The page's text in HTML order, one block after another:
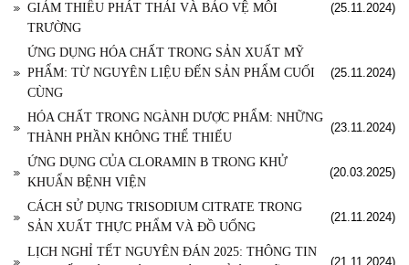
GIẢM THIỂU PHÁT THẢI VÀ BẢO VỆ MÔI
TRƯỜNG
(25.11.2024)
ỨNG DỤNG HÓA CHẤT TRONG SẢN XUẤT MỸ
PHẨM: TỪ NGUYÊN LIỆU ĐẾN SẢN PHẨM CUỐI
CÙNG
(25.11.2024)
HÓA CHẤT TRONG NGÀNH DƯỢC PHẨM: NHỮNG
THÀNH PHẦN KHÔNG THỂ THIẾU
(23.11.2024)
ỨNG DỤNG CỦA CLORAMIN B TRONG KHỬ
KHUẨN BỆNH VIỆN
(20.03.2025)
CÁCH SỬ DỤNG TRISODIUM CITRATE TRONG
SẢN XUẤT THỰC PHẨM VÀ ĐỒ UỐNG
(21.11.2024)
LỊCH NGHỈ TẾT NGUYÊN ĐÁN 2025: THÔNG TIN
(21.11.2024)